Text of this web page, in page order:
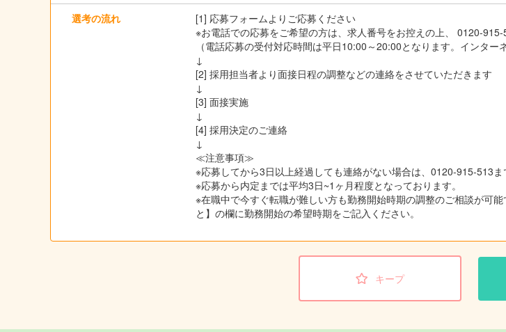
選考の流れ
[1] 応募フォームよりご応募ください
※お電話での応募をご希望の方は、求人番号をお控えの上、 0120-915-
（電話応募の受付対応時間は平日10:00～20:00となります。インタ
↓
[2] 採用担当者より面接日程の調整などの連絡をさせていただきます
↓
[3] 面接実施
↓
[4] 採用決定のご連絡
↓
≪注意事項≫
※応募してから3日以上経過しても連絡がない場合は、0120-915-513ま
※応募から内定までは平均3日~1ヶ月程度となっております。
※在職中で今すぐ転職が難しい方も勤務開始時期の調整のご相談が可
と】の欄に勤務開始の希望時期をご記入ください。
キープ